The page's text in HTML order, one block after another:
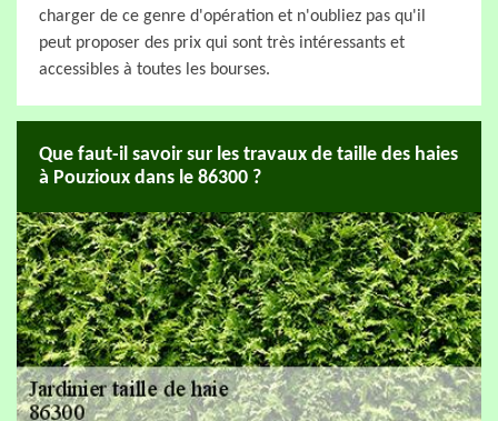
charger de ce genre d'opération et n'oubliez pas qu'il
peut proposer des prix qui sont très intéressants et
accessibles à toutes les bourses.
Que faut-il savoir sur les travaux de taille des haies
à Pouzioux dans le 86300 ?